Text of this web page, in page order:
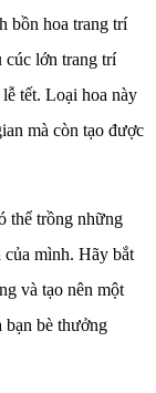
bồn hoa trang trí
cúc lớn trang trí
tết. Loại hoa này
mà còn tạo được
thể trồng những
mình. Hãy bắt
và tạo nên một
bạn bè thưởng